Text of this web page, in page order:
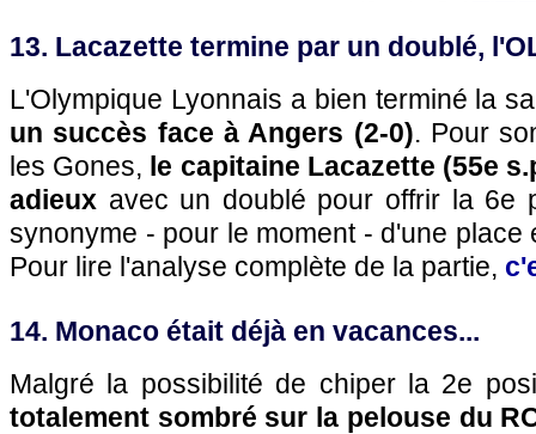
13. Lacazette termine par un doublé,
L'Olympique Lyonnais a bien terminé la
un succès face à Angers (2-0). Pour
les Gones, le capitaine Lacazette (55e
adieux avec un doublé pour offrir la 6e
synonyme - pour le moment - d'une place
Pour lire l'analyse complète de la partie,
14. Monaco était déjà en vacances...
Malgré la possibilité de chiper la 2e
totalement sombré sur la pelouse du